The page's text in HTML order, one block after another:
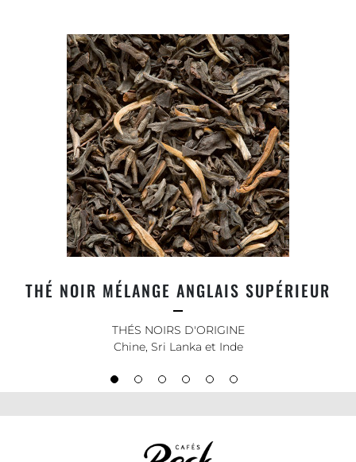
THÉ NOIR MÉLANGE ANGLAIS SUPÉRIEUR
THÉS NOIRS D'ORIGINE
Chine, Sri Lanka et Inde